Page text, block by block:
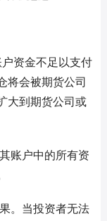
资金不足以支付
将会被期货公司
大到期货公司或
账户中的所有资
。当投资者无法